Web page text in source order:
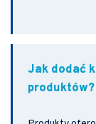
Jak dodać
produktów?